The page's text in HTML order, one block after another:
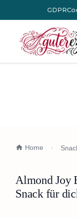
GDPR
Home
Almond Joy
Snack für